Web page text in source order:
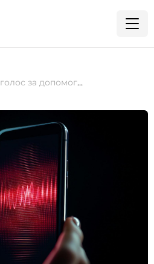
Лайфхаки: як клонувати голос за допомогою Personal Voice